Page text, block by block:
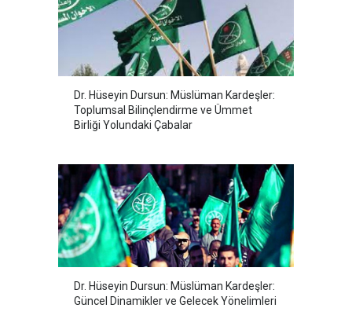
Dr. Hüseyin Dursun: Müslüman Kardeşler:
Toplumsal Bilinçlendirme ve Ümmet
Birliği Yolundaki Çabalar
Dr. Hüseyin Dursun: Müslüman Kardeşler:
Güncel Dinamikler ve Gelecek Yönelimleri